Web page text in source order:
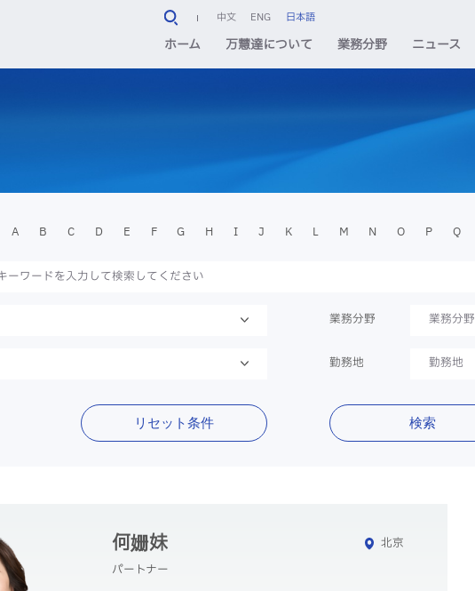
中文 ENG 日本語
ホーム 万慧達について 業務分野 ニュース
A B C D E F G H I J K L M N O P Q
業務分野 業務分野
勤務地 勤務地
リセット条件 検索
何姗妹
北京
パートナー